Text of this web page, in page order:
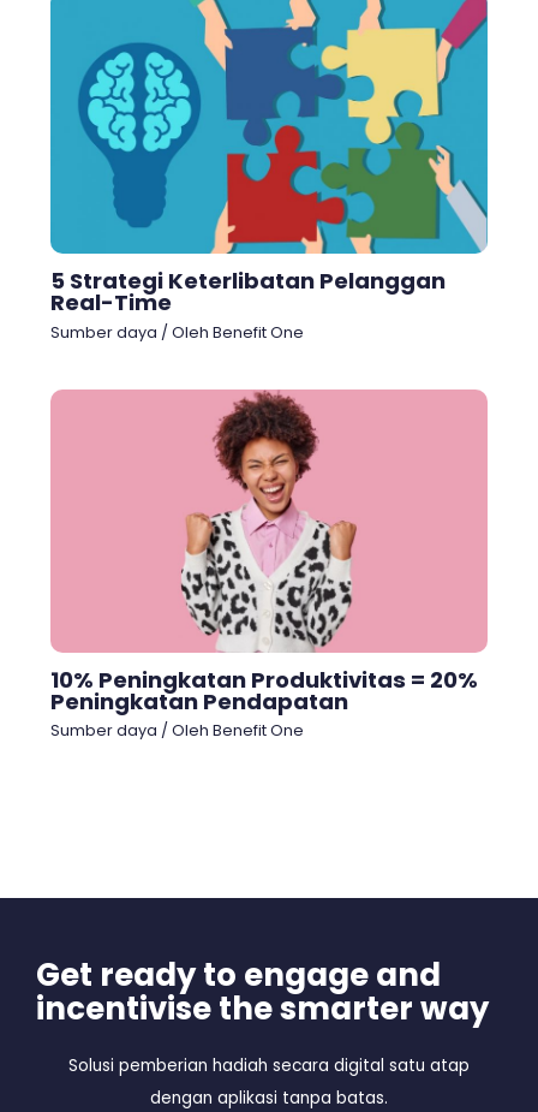
5 Strategi Keterlibatan Pelanggan
Real-Time
Sumber daya / Oleh Benefit One
10% Peningkatan Produktivitas = 20%
Peningkatan Pendapatan
Sumber daya / Oleh Benefit One
Get ready to engage and
incentivise the smarter way
Solusi pemberian hadiah secara digital satu atap
dengan aplikasi tanpa batas.